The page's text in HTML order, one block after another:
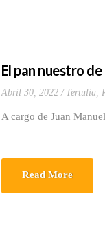
El pan nuestro
Abril 30, 2022 Tertulia,
A cargo de Juan
Read More